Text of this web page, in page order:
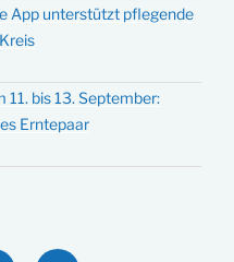
App unterstützt pflegende
bis 13. September:
Erntepaar